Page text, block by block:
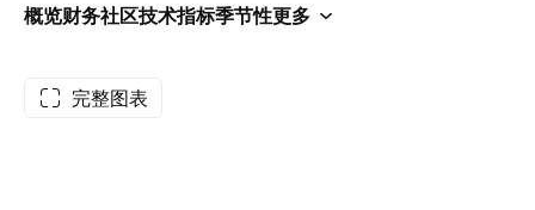
概览财务社区技术指标季节性更多
完整图表